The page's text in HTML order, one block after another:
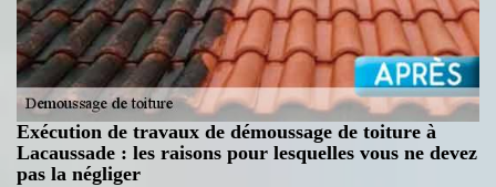
Exécution de travaux de démoussage de toiture à
Lacaussade : les raisons pour lesquelles vous ne devez
pas la négliger